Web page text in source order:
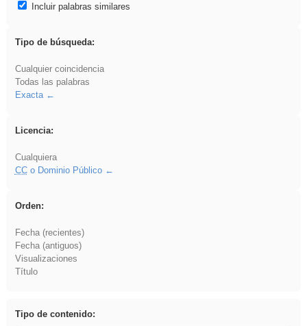
Incluir palabras similares
Tipo de búsqueda:
Cualquier coincidencia
Todas las palabras
Exacta
Licencia:
Cualquiera
CCo Dominio Público
Orden:
Fecha (recientes)
Fecha (antiguos)
Visualizaciones
Título
Tipo de contenido: